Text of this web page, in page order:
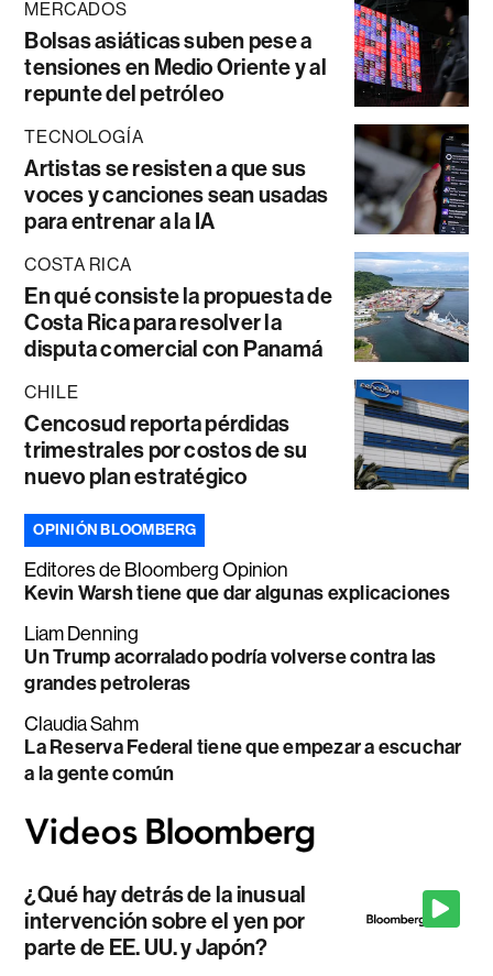
MERCADOS
Bolsas asiáticas suben pese a
tensiones en Medio Oriente y al
repunte del petróleo
TECNOLOGÍA
Artistas se resisten a que sus
voces y canciones sean usadas
para entrenar a la IA
COSTA RICA
En qué consiste la propuesta de
Costa Rica para resolver la
disputa comercial con Panamá
CHILE
Cencosud reporta pérdidas
trimestrales por costos de su
nuevo plan estratégico
OPINIÓN BLOOMBERG
Editores de Bloomberg Opinion
Kevin Warsh tiene que dar algunas explicaciones
Liam Denning
Un Trump acorralado podría volverse contra las
grandes petroleras
Claudia Sahm
La Reserva Federal tiene que empezar a escuchar
a la gente común
¿Qué hay detrás de la inusual
intervención sobre el yen por
parte de EE. UU. y Japón?